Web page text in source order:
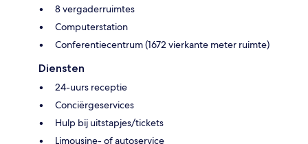
8 vergaderruimtes
Computerstation
Conferentiecentrum (1672 vierkante meter ruimte)
Diensten
24-uurs receptie
Conciërgeservices
Hulp bij uitstapjes/tickets
Limousine- of autoservice